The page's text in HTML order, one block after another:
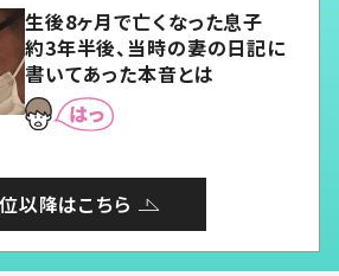
生後8ヶ月で亡くなった息子
約3年半後、当時の妻の日記に
書いてあった本音とは
以降はこちら